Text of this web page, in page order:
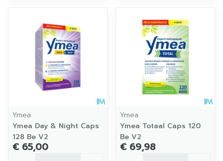
Ymea
Ymea Day & Night Caps
128 Be V2
€ 65,00
Ymea
Ymea Totaal Caps 120
Be V2
€ 69,98